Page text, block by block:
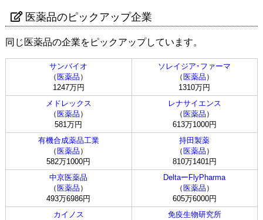
医薬品のピックアップ企業
同じ医薬品の企業をピックアップしています。
サンバイオ
（ 医薬品 ）
1247万円
ソレイジア･ファーマ
（ 医薬品 ）
1310万円
メドレックス
（ 医薬品 ）
581万円
レナサイエンス
（ 医薬品 ）
613万1000円
有機合成薬品工業
（ 医薬品 ）
582万1000円
持田製薬
（ 医薬品 ）
810万1401円
中京医薬品
（ 医薬品 ）
493万6986円
DeltaーFlyPharma
（ 医薬品 ）
605万6000円
カイノス
免疫生物研究所